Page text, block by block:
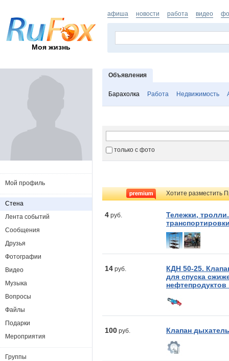
Моя жизнь
афиша новости работа видео
Объявления
Барахолка Работа Недвижимость
только с фото
Хотите разместить
4 руб.
Тележки,
14 руб.
КДН 50-25.
для спуска
100 руб. Клапан
Мой профиль
Стена
Лента событий
Сообщения
Друзья
Фотографии
Видео
Музыка
Вопросы
Файлы
Подарки
Мероприятия
Группы